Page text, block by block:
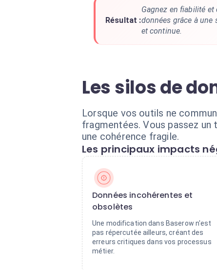
Résultat :
Gagnez en fiabilité
données grâce à
et continue.
Les silos de
Lorsque vos outils ne
fragmentées. Vous passez
une cohérence fragile.
Les principaux impacts
Données incohérentes et
obsolètes
Une modification dans Baserow n'est
pas répercutée ailleurs, créant des
erreurs critiques dans vos processus
métier.